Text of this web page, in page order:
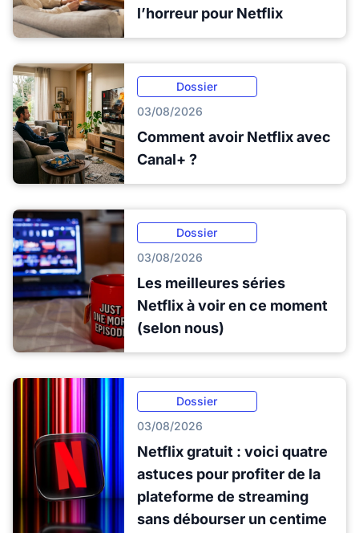
l’horreur pour Netflix
Dossier
03/08/2026
Comment avoir Netflix avec
Canal+ ?
Dossier
03/08/2026
Les meilleures séries
Netflix à voir en ce moment
(selon nous)
Dossier
03/08/2026
Netflix gratuit : voici quatre
astuces pour profiter de la
plateforme de streaming
sans débourser un centime